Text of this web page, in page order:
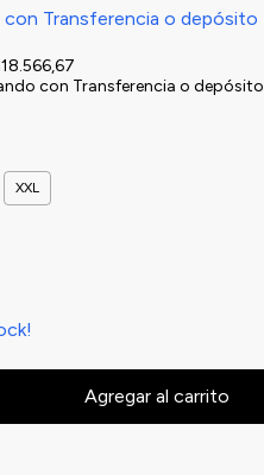
con Transferencia o depósito
con Transferencia o depósito
XXL